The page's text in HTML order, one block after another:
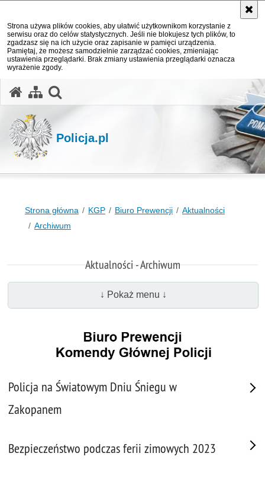
Strona używa plików cookies, aby ułatwić użytkownikom korzystanie z
serwisu oraz do celów statystycznych. Jeśli nie blokujesz tych plików, to
zgadzasz się na ich użycie oraz zapisanie w pamięci urządzenia.
Pamiętaj, że możesz samodzielnie zarządzać cookies, zmieniając
ustawienia przeglądarki. Brak zmiany ustawienia przeglądarki oznacza
wyrażenie zgody.
Policja.pl
Strona główna KGP Biuro Prewencji
Aktualności
Archiwum
Aktualności - Archiwum
↓ Pokaż menu ↓
Policja na Światowym Dniu Śniegu w
Zakopanem
Bezpieczeństwo podczas ferii zimowych 2023